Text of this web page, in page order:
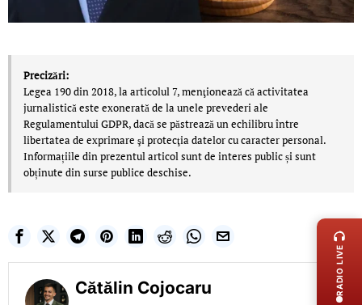
Precizări:
Legea 190 din 2018, la articolul 7, menţionează că activitatea
jurnalistică este exonerată de la unele prevederi ale
Regulamentului GDPR, dacă se păstrează un echilibru între
libertatea de exprimare şi protecţia datelor cu caracter personal.
Informațiile din prezentul articol sunt de interes public și sunt
obținute din surse publice deschise.
Cătălin Cojocaru RADIO LIVE